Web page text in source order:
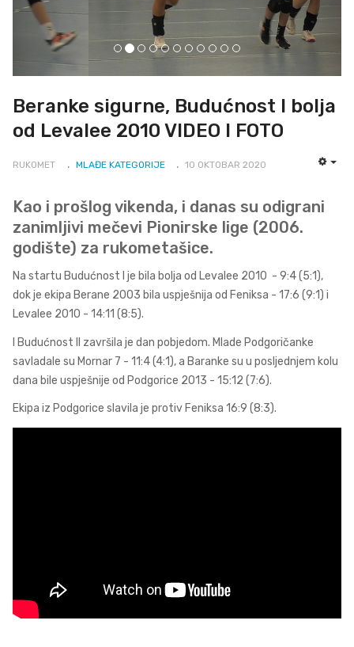
Beranke sigurne, Budućnost I bolja
od Levalee 2010 VIDEO I FOTO
RUKOMET MLAĐE KATEGORIJE 10 OKTOBAR 2020
Kao i prošlog vikenda, i danas su odigrani
zanimljivi mečevi Pionirske lige (2006.
godište) za rukometašice.
Na startu Budućnost I je bila bolja od Levalee 2010 - 9:4 (5:1),
dok je ekipa Berane 2003 bila uspješnija od Feniksa - 17:6 (9:1) i
Levalee 2010 - 14:11 (8:5).
I Budućnost II završila je dan pobjedom. Mlade Podgoričanke
savladale su Mornar 7 - 11:4 (4:1), a Baranke su u posljednjem kolu
dana bile uspješnije od Podgorice 2013 - 15:12 (7:6).
Ekipa iz Podgorice slavila je protiv Feniksa 16:9 (8:3).